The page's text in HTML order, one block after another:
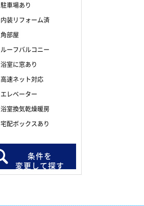
駐車場あり
内装リフォーム済
角部屋
ルーフバルコニー
浴室に窓あり
高速ネット対応
エレベーター
浴室換気乾燥暖房
宅配ボックスあり
条件を
変更して探す